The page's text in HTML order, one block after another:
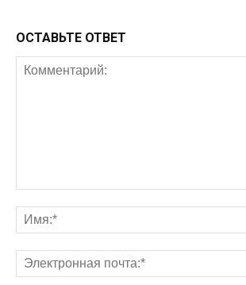
ОСТАВЬТЕ ОТВЕТ